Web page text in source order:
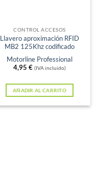
CONTROL ACCESOS
Llavero aproximación RFID
MB2 125Khz codificado
Motorline Professional
4,95 € (IVA incluido)
AÑADIR AL CARRITO